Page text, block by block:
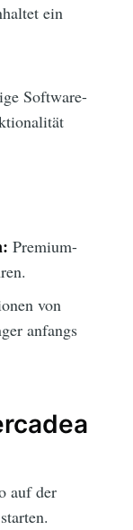
ein
Software-
Premium-
von
anfangs
auf der